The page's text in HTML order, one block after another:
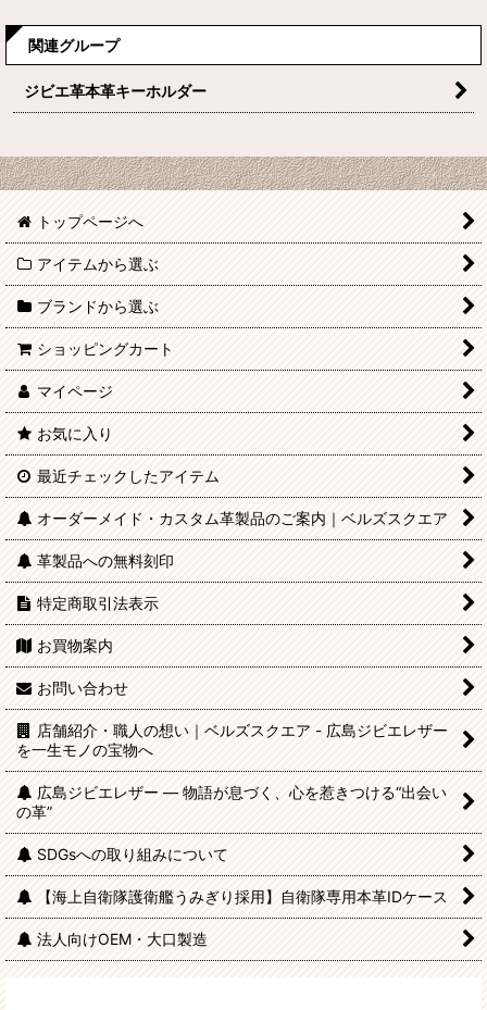
関連グループ
ジビエ革本革キーホルダー
トップページへ
アイテムから選ぶ
ブランドから選ぶ
ショッピングカート
マイページ
お気に入り
最近チェックしたアイテム
オーダーメイド・カスタム革製品のご案内｜ベルズスクエア
革製品への無料刻印
特定商取引法表示
お買物案内
お問い合わせ
店舗紹介・職人の想い｜ベルズスクエア - 広島ジビエレザー
を一生モノの宝物へ
広島ジビエレザー — 物語が息づく、心を惹きつける“出会い
の革”
SDGsへの取り組みについて
【海上自衛隊護衛艦うみぎり採用】自衛隊専用本革IDケース
法人向けOEM・大口製造